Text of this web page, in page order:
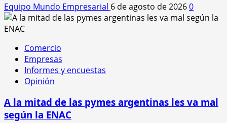
Equipo Mundo Empresarial 6 de agosto de 20260
Comercio
Empresas
Informes y encuestas
Opinión
A la mitad de las pymes argentinas les va mal
según la ENAC